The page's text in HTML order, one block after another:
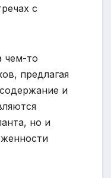
с
чем-то
предлагая
и
но и